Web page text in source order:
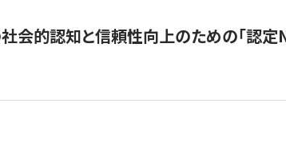
的認知と信頼性向上のための「認定